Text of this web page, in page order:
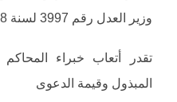
وزير العدل رقم 3997 لسنة 2008 . المادة1 من القرار
تقدر أتعاب خبراء المحاكم
المبذول وقيمة الدعوى